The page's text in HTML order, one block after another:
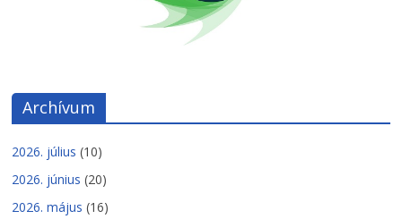
Archívum
2026. július (10)
2026. június (20)
2026. május (16)